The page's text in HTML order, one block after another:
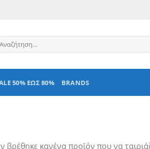
50% ΕΩΣ 80% BRANDS
βρέθηκε κανένα προϊόν που να